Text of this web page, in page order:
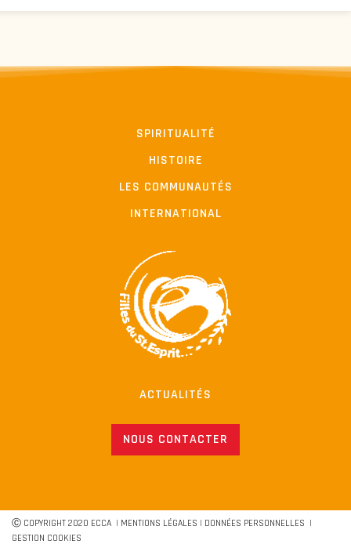
SPIRITUALITÉ
HISTOIRE
LES COMMUNAUTÉS
INTERNATIONAL
ACTUALITÉS
NOUS CONTACTER
Ⓒ COPYRIGHT 2020 ECCA | MENTIONS LÉGALES | DONNÉES PERSONNELLES |
GESTION COOKIES